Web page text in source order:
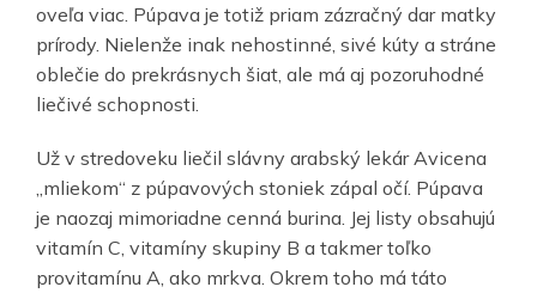
oveľa viac. Púpava je totiž priam zázračný dar matky
prírody. Nielenže inak nehostinné, sivé kúty a stráne
oblečie do prekrásnych šiat, ale má aj pozoruhodné
liečivé schopnosti.
Už v stredoveku liečil slávny arabský lekár Avicena
„mliekom“ z púpavových stoniek zápal očí. Púpava
je naozaj mimoriadne cenná burina. Jej listy obsahujú
vitamín C, vitamíny skupiny B a takmer toľko
provitamínu A, ako mrkva. Okrem toho má táto